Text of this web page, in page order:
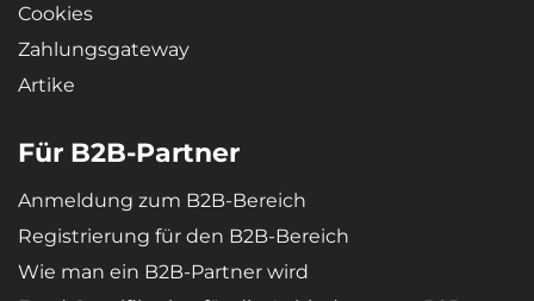
Cookies
Zahlungsgateway
Artike
Für B2B-Partner
Anmeldung zum B2B-Bereich
Registrierung für den B2B-Bereich
Wie man ein B2B-Partner wird